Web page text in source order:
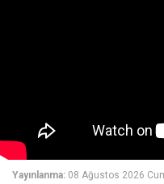
Yayınlanma: 08 Ağustos 2026